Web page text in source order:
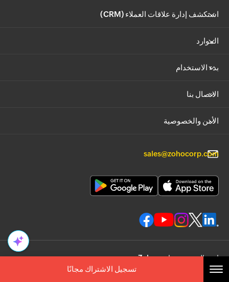
استكشف إدارة علاقات العملاء (CRM)
الموارد
بدء الاستخدام
الاتصال بنا
الأمن والخصوصية
sales@zohocorp.com
اختر الخصوصية. اختر Zoho.
تسجيل الاشتراك مجانًا